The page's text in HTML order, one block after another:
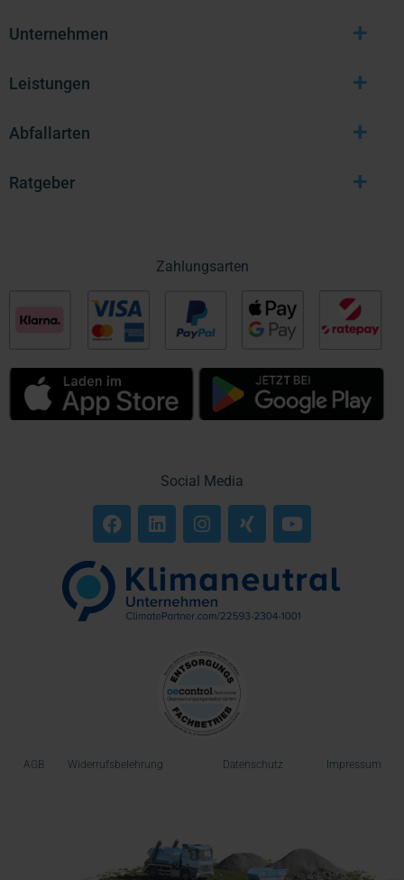
Unternehmen +
Leistungen +
Abfallarten +
Ratgeber +
Zahlungsarten
Social Media
AGB Widerrufsbelehrung Datenschutz Impressum